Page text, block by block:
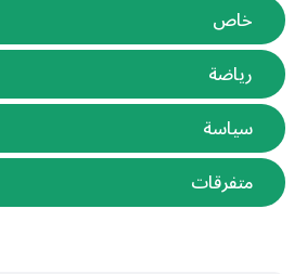
خاص
رياضة
سياسة
متفرقات